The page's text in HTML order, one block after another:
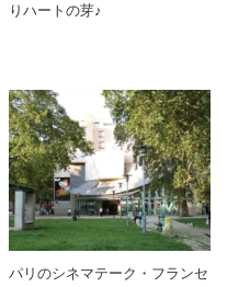
りハートの芽♪
パリのシネマテーク・フランセ